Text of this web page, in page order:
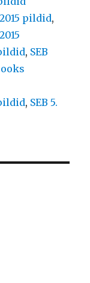
pildid,
, SEB
, SEB 5.